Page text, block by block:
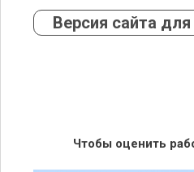
Версия сайта
Чтобы оценить